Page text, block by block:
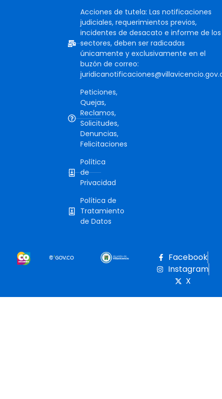
Acciones de tutela: Las notificaciones
judiciales, requerimientos previos,
incidentes de desacato e informe de los
sectores, deben ser radicadas
únicamente y exclusivamente en el
buzón de correo:
Peticiones,
Quejas,
Reclamos,
Solicitudes,
Denuncias,
Felicitaciones
Política
de
Privacidad
Política de
Tratamiento
de Datos
Facebook
Instagram
X